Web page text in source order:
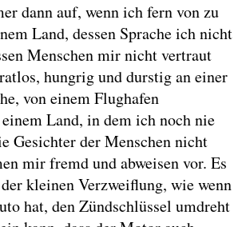
dann auf, wenn ich fern von zu
Land, dessen Sprache ich nicht
Menschen mir nicht vertraut
hungrig und durstig an einer
von einem Flughafen
Land, in dem ich noch nie
Gesichter der Menschen nicht
mir fremd und abweisen vor. Es
kleinen Verzweiflung, wie wenn
hat, den Zündschlüssel umdreht